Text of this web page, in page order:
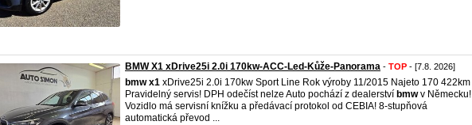
BMW X1 xDrive25i 2.0i 170kw-ACC-Led-Kůže-Panorama - TOP - [7.8. 2026]
bmw x1 xDrive25i 2.0i 170kw Sport Line Rok výroby 11/2015 Najeto 170 422km
Pravidelný servis! DPH odečíst nelze Auto pochází z dealerství bmwv Německu!
Vozidlo má servisní knížku a předávací protokol od CEBIA! 8-stupňová
automatická převod ...